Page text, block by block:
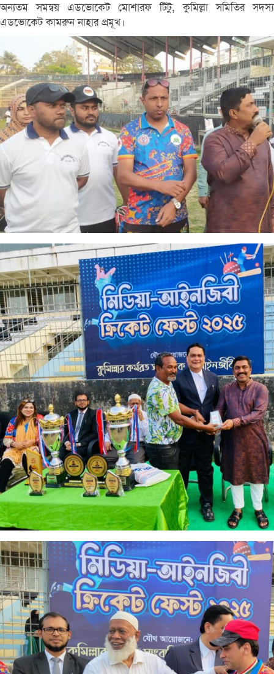
অন্যতম সমন্বয় এডভোকেট মোশারফ টিটু, কুমিল্লা সমিতির সদস্য
এডভোকেট কামরুন নাহার প্রমূখ।